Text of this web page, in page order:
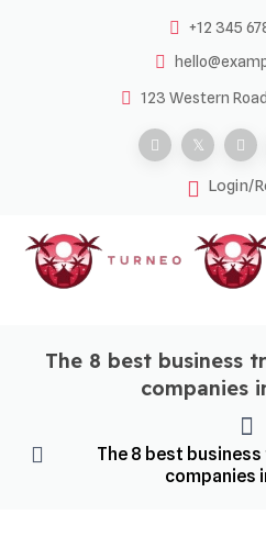
+12 345
123 Western
Login/
The 8 best business
companies
The 8 best
companies